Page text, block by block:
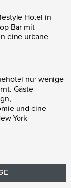
Hotel in
Bar mit
eine urbane
nur wenige
Gäste
und eine
York-